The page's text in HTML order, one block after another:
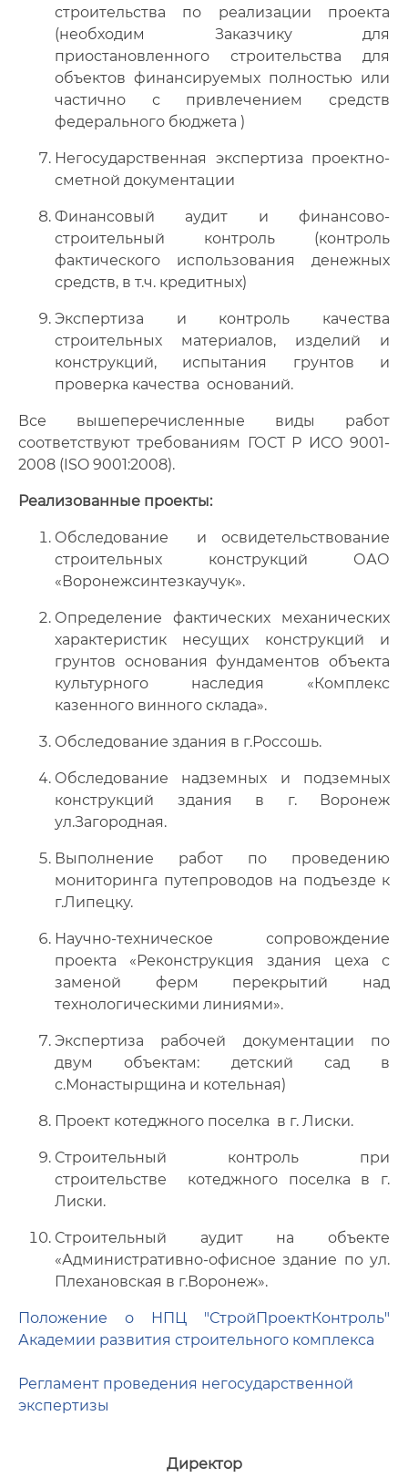
Директор
строительства по реализации проекта
(необходим Заказчику для
приостановленного строительства для
объектов финансируемых полностью или
частично с привлечением средств
федерального бюджета )
Негосударственная экспертиза проектно-
сметной документации
Финансовый аудит и финансово-
строительный контроль (контроль
фактического использования денежных
средств, в т.ч. кредитных)
Экспертиза и контроль качества
строительных материалов, изделий и
конструкций, испытания грунтов и
проверка качества оснований.
Все вышеперечисленные виды работ
соответствуют требованиям ГОСТ Р ИСО 9001-
2008 (ISO 9001:2008).
Реализованные проекты:
Обследование и освидетельствование
строительных конструкций ОАО
«Воронежсинтезкаучук».
Определение фактических механических
характеристик несущих конструкций и
грунтов основания фундаментов объекта
культурного наследия «Комплекс
казенного винного склада».
Обследование здания в г.Россошь.
Обследование надземных и подземных
конструкций здания в г. Воронеж
ул.Загородная.
Выполнение работ по проведению
мониторинга путепроводов на подъезде к
г.Липецку.
Научно-техническое сопровождение
проекта «Реконструкция здания цеха с
заменой ферм перекрытий над
технологическими линиями».
Экспертиза рабочей документации по
двум объектам: детский сад в
с.Монастырщина и котельная)
Проект котеджного поселка в г. Лиски.
Строительный контроль при
строительстве котеджного поселка в г.
Лиски.
Строительный аудит на объекте
«Административно-офисное здание по ул.
Плехановская в г.Воронеж».
Положение о НПЦ "СтройПроектКонтроль"
Академии развития строительного комплекса
Регламент проведения негосударственной
экспертизы